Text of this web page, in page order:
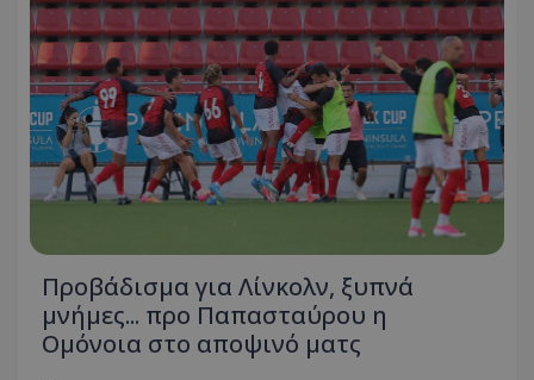
Προβάδισμα για Λίνκολν, ξυπνά
μνήμες... προ Παπασταύρου η
Ομόνοια στο αποψινό ματς